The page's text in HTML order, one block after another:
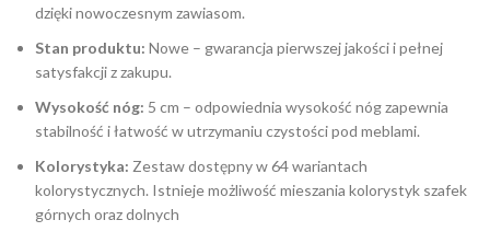
dzięki nowoczesnym zawiasom.
Stan produktu: Nowe – gwarancja pierwszej jakości i pełnej
satysfakcji z zakupu.
Wysokość nóg: 5 cm – odpowiednia wysokość nóg zapewnia
stabilność i łatwość w utrzymaniu czystości pod meblami.
Kolorystyka: Zestaw dostępny w 64 wariantach
kolorystycznych. Istnieje możliwość mieszania kolorystyk szafek
górnych oraz dolnych